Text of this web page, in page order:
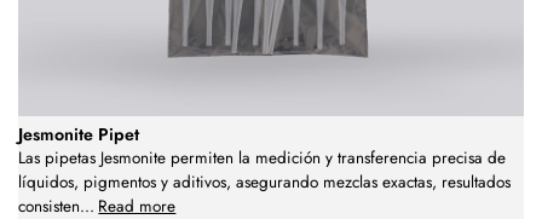
Jesmonite Pipet
Las pipetas Jesmonite permiten la medición y transferencia precisa de
líquidos, pigmentos y aditivos, asegurando mezclas exactas, resultados
consisten... Read more